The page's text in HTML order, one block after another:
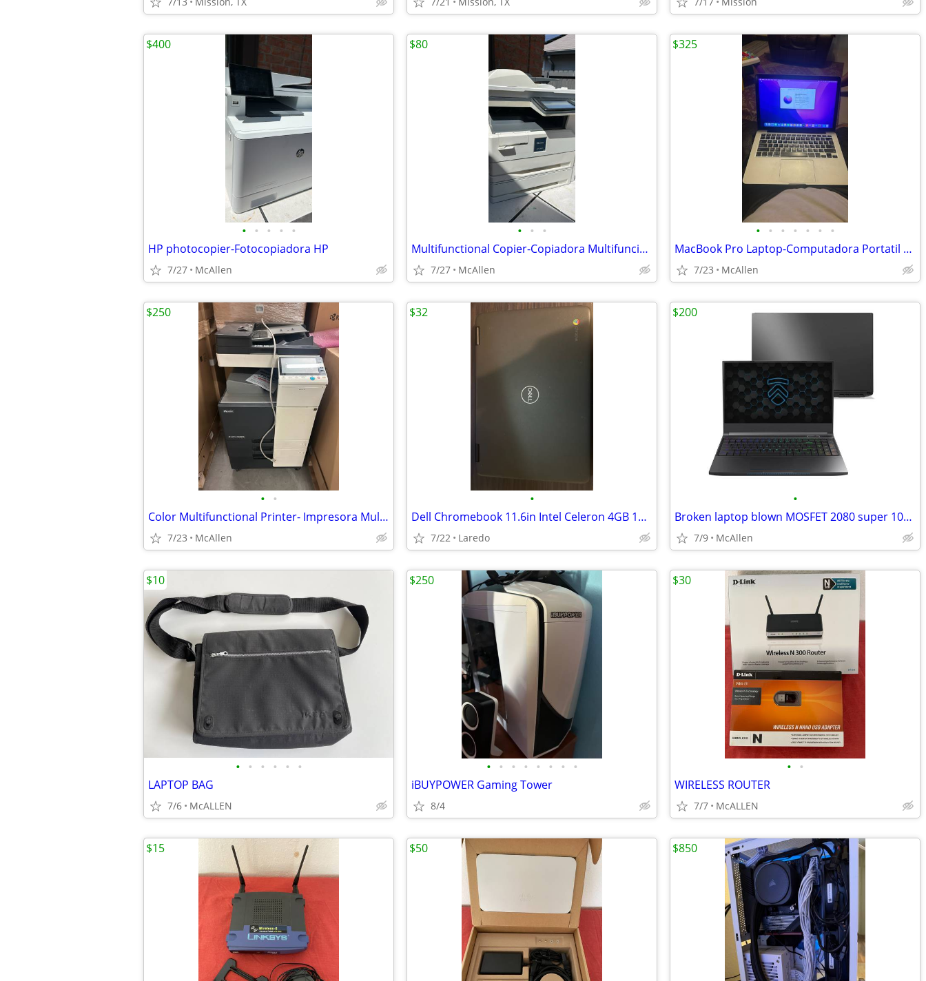
• • • • •
HP photocopier-Fotocopiadora HP
7/27 McAllen
$400
• • •
Multifunctional Copier-Copiadora Multifuncional
7/27 McAllen
$80
• • • • • • •
MacBook Pro Laptop-Computadora Portatil McBook
7/23 McAllen
$325
• •
Color Multifunctional Printer- Impresora Multifuncional
7/23 McAllen
$250
•
Dell Chromebook 11.6in Intel Celeron 4GB 16GB Chrome OS USB-C Black. No charger
7/22 Laredo
$32
•
Broken laptop blown MOSFET 2080 super 10875h 16gb 240hz IPS
7/9 McAllen
$200
• • • • • •
LAPTOP BAG
7/6 McALLEN
$10
• • • • • • • •
iBUYPOWER Gaming Tower
8/4
$250
• •
WIRELESS ROUTER
7/7 McALLEN
$30
$15 $50 $850